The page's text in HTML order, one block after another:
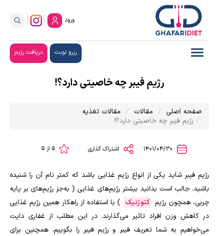
ورود
رزرو نوبت دریافت رژیم
رژیم فیبر چه خاصیتی دارد؟!
صفحه اصلی مقالات
مقالات تغذیه
رژیم فیبر چه خاصیتی دارد؟!
اشتراک گذاری
رژیم فیبر شاید یکی از انواع رژیم غذایی باشد که کمتر نام آن را شنیده
باشید. جالب است بدانید بیشتر رژیم‌های غذایی ( به‌جز رژیم‌های بر پایه
چربی، همچون رژیم کتوژنیک ) با استفاده از راهکار همین رژیم غذایی
در کاهش وزن افراد تاثیر می‌گذارند. در این مطلب از غفاری دایت
می‌خواهیم به شما تعریف فیبر و رژیم فیبر را بگوییم. همچنین برای